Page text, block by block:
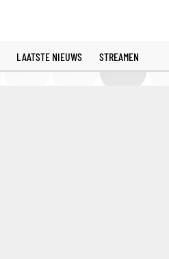
LAATSTE NIEUWS STREAMEN